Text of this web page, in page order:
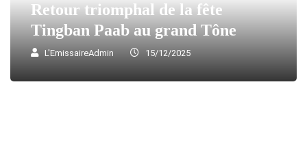
Retour triomphal de la fête
Tingban Paab au grand Tône
L'EmissaireAdmin 15/12/2025